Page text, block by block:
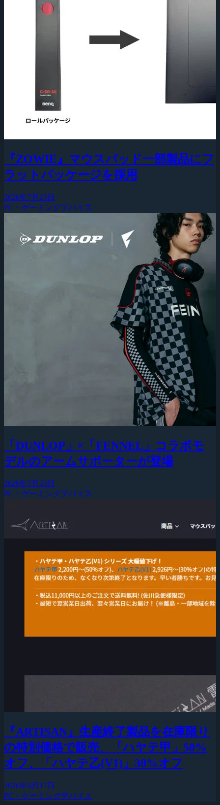
『ZOWIE』マウスパッド一部製品にフ
ラットパッケージを採用
2026年7月23日
PC・ゲーミングデバイス
「DUNLOP」×「FENNEL」コラボモ
デルのアームサポーターが登場
2026年7月23日
PC・ゲーミングデバイス
『ARTISAN』生産終了製品を在庫限り
の特別価格で販売、「ハヤテ甲」50%
オフ、「ハヤテ乙(V1)」30%オフ
2026年6月17日
PC・ゲーミングデバイス